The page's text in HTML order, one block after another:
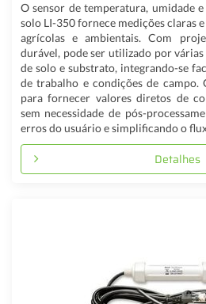
O sensor de temperatura, umidade
solo LI-350 fornece medições claras
agrícolas e ambientais. Com
durável, pode ser utilizado por
de solo e substrato, integrando-se
de trabalho e condições de campo.
para fornecer valores diretos de
sem necessidade de pós-
erros do usuário e simplificando o
Detalhes